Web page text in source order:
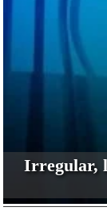
Irregular,